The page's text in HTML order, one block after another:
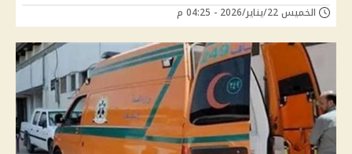
الخميس 22/يناير/2026 - 04:25 م